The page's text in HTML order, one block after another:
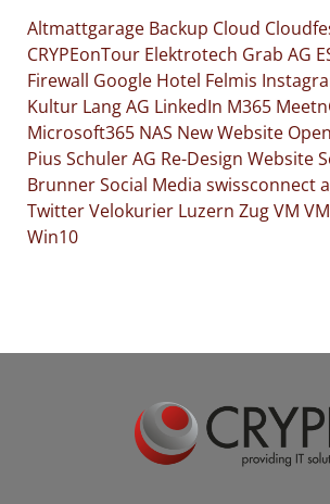
Altmattgarage Backup Cloud
CRYPEonTour Elektrotech Grab AG
Firewall Google Hotel Felmis
Kultur Lang AG LinkedIn M365
Microsoft365 NAS New Website
Pius Schuler AG Re-Design Website
BrunnerSocial Media swissconnect
TwitterVelokurier Luzern ZugVM
Win10